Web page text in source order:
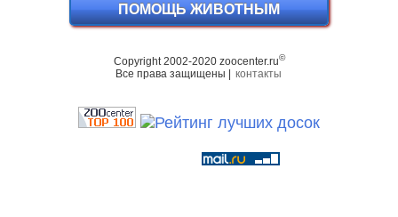
ПОМОЩЬ ЖИВОТНЫМ
Copyright 2002-2020 zoocenter.ru©
Все права защищены | контакты